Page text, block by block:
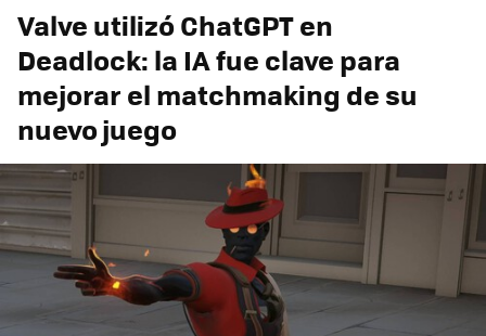
Valve utilizó ChatGPT en
Deadlock: la IA fue clave para
mejorar el matchmaking de su
nuevo juego